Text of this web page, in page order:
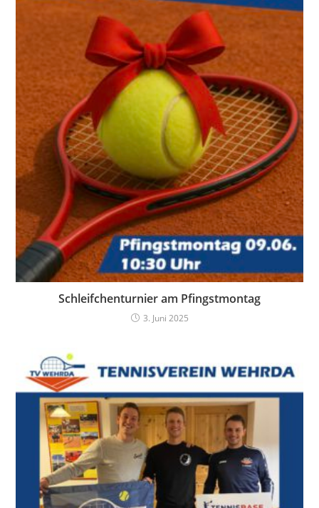
Schleifchenturnier am Pfingstmontag
3. Juni 2025